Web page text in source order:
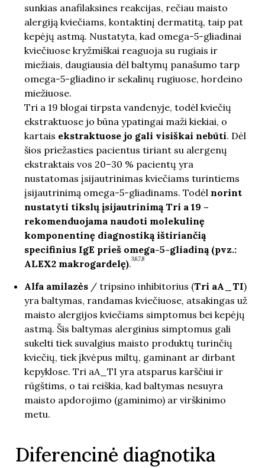
sunkias anafilaksines reakcijas, rečiau maisto
alergiją kviečiams, kontaktinį dermatitą, taip pat
kepėjų astmą. Nustatyta, kad omega-5-gliadinai
kviečiuose kryžmiškai reaguoja su rugiais ir
miežiais, daugiausia dėl baltymų panašumo tarp
omega-5-gliadino ir sekalinų rugiuose, hordeino
miežiuose.
Tri a 19 blogai tirpsta vandenyje, todėl kviečių
ekstraktuose jo būna ypatingai maži kiekiai, o
kartais ekstraktuose jo gali visiškai nebūti. Dėl
šios priežasties pacientus tiriant su alergenų
ekstraktais vos 20–30 % pacientų yra
nustatomas įsijautrinimas kviečiams turintiems
įsijautrinimą omega-5-gliadinams. Todėl norint
nustatyti tikslų įsijautrinimą Tri a 19 –
rekomenduojama naudoti molekulinę
komponentinę diagnostiką ištiriančią
specifinius IgE prieš omega-5-gliadiną (pvz.:
ALEX2 makrogardelę).3,6,7,8
Alfa amilazės / tripsino inhibitorius (Tri aA_TI)
yra baltymas, randamas kviečiuose, atsakingas už
maisto alergijos kviečiams simptomus bei kepėjų
astmą. Šis baltymas alerginius simptomus gali
sukelti tiek suvalgius maisto produktų turinčių
kviečių, tiek įkvėpus miltų, gaminant ar dirbant
kepyklose. Tri aA_TI yra atsparus karščiui ir
rūgštims, o tai reiškia, kad baltymas nesuyra
maisto apdorojimo (gaminimo) ar virškinimo
metu.
Diferencinė diagnotika